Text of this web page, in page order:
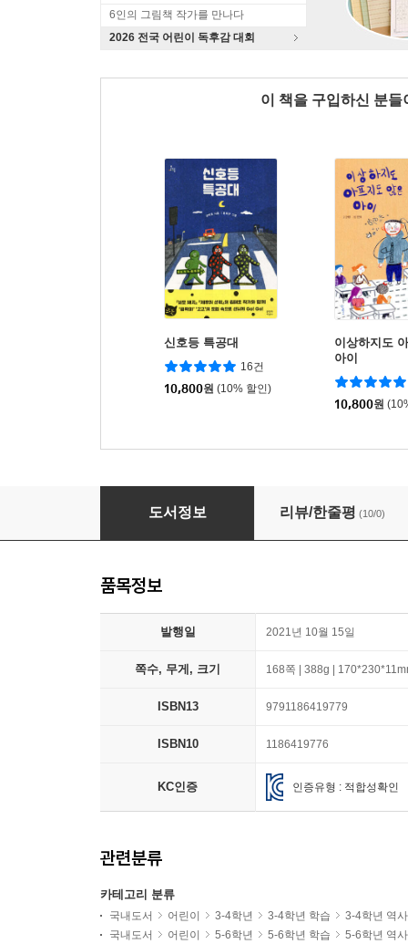
6인의 그림책 작가를 만나다
2026 전국 어린이 독후감 대회
이 책을 구입하신 분
신호등 특공대
16건
10,800원 (10% 할인)
이상하지도
아이
10,800원
유물 도둑을 찾아라!
도서정보 리뷰/한줄평 (10/0)
품목정보
발행일 2021년 10월 15일
쪽수, 무게, 크기 168쪽 | 388g |
ISBN13 9791186419779
ISBN10 1186419776
KC인증 인증유형 : 적합성확인
관련분류
카테고리 분류
국내도서 어린이 3-4학년 3-4학년 학습
3-4학년 역
국내도서
어린이 5-6학년 5-6학년 학습
5-6학년 역